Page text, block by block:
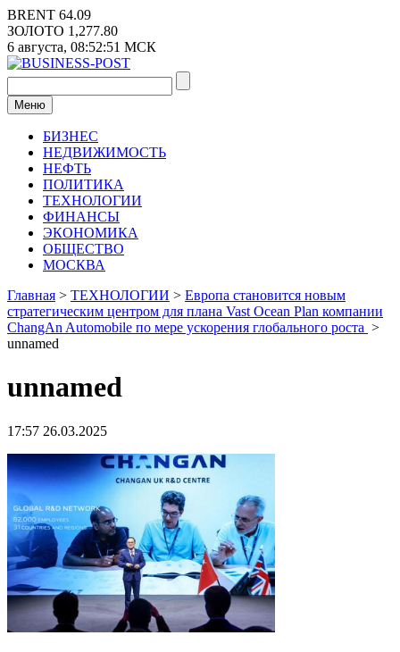
Перейти
к
содержимому
BRENT 64.09
ЗОЛОТО 1,277.80
6 августа, 08:52:51 МСК
Меню
БИЗНЕС
НЕДВИЖИМОСТЬ
НЕФТЬ
ПОЛИТИКА
ТЕХНОЛОГИИ
ФИНАНСЫ
ЭКОНОМИКА
ОБЩЕСТВО
МОСКВА
Главная > ТЕХНОЛОГИИ > Европа становится новым
стратегическим центром для плана Vast Ocean Plan компании
ChangAn Automobile по мере ускорения глобального роста >
unnamed
unnamed
17:57 26.03.2025